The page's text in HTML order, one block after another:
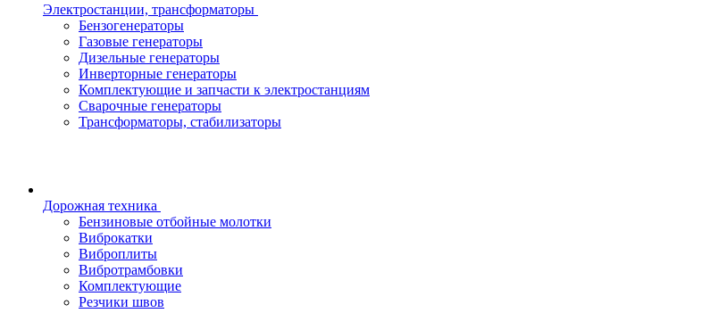
Электростанции, трансформаторы
Бензогенераторы
Газовые генераторы
Дизельные генераторы
Инверторные генераторы
Комплектующие и запчасти к электростанциям
Сварочные генераторы
Трансформаторы, стабилизаторы
Дорожная техника
Бензиновые отбойные молотки
Виброкатки
Виброплиты
Вибротрамбовки
Комплектующие
Резчики швов